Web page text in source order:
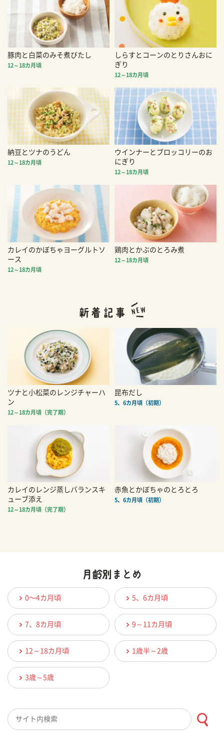
豚肉と白菜のみそ煮びたし
12～18カ月頃
しらすとコーンのとりさんおに
ぎり
12～18カ月頃
納豆とツナのうどん
12～18カ月頃
ウインナーとブロッコリーのお
にぎり
12～18カ月頃
カレイのかぼちゃヨーグルトソ
ース
12～18カ月頃
鶏肉とかぶのとろみ煮
12～18カ月頃
ツナと小松菜のレンジチャーハ
ン
12～18カ月頃（完了期）
昆布だし
5、6カ月頃（初期）
カレイのレンジ蒸しバランスキ
ューブ添え
12～18カ月頃（完了期）
赤魚とかぼちゃのとろとろ
5、6カ月頃（初期）
0〜4カ月頃 5、6カ月頃
7、8カ月頃 9～11カ月頃
12～18カ月頃 1歳半～2歳
3歳～5歳
検索キーワード入力